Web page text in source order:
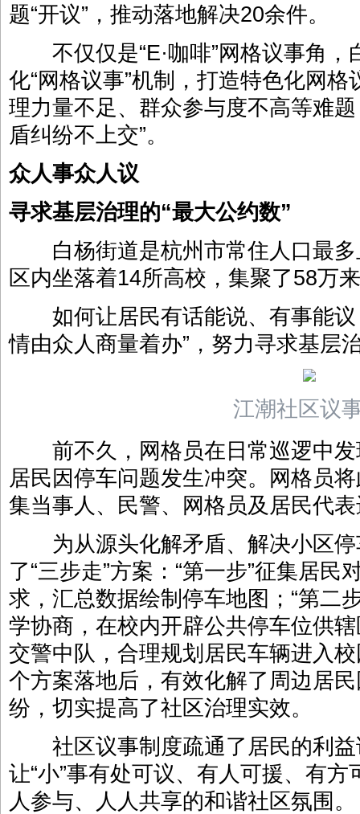
题“开议”，推动落地解决20余件。
不仅仅是“E·咖啡”网格议事角，
化“网格议事”机制，打造特色化网
理力量不足、群众参与度不高等难
盾纠纷不上交”。
众人事众人议
寻求基层治理的“最大公约数”
白杨街道是杭州市常住人口最多
区内坐落着14所高校，集聚了58万
如何让居民有话能说、有事能议
情由众人商量着办”，努力寻求基层
江潮社区议
前不久，网格员在日常巡逻中发
居民因停车问题发生冲突。网格员
集当事人、民警、网格员及居民代
为从源头化解矛盾、解决小区停
了“三步走”方案：“第一步”征集居
求，汇总数据绘制停车地图；“第二
学协商，在校内开辟公共停车位供
交警中队，合理规划居民车辆进入
个方案落地后，有效化解了周边居
纷，切实提高了社区治理实效。
社区议事制度疏通了居民的利益
让“小”事有处可议、有人可援、有
人参与、人人共享的和谐社区氛围。